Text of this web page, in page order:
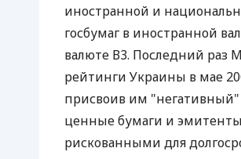
иностранной и
госбумаг в иностранной
валюте В3. Последний раз
рейтинги Украины в мае
присвоив им "негативный"
ценные бумаги и
рискованными для